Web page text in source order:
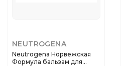
NEUTROGENA
Neutrogena Норвежская
Формула бальзам для